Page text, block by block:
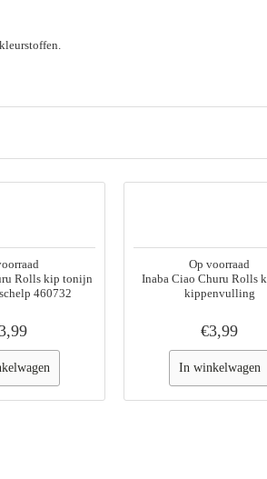
Rolls kip tonijn
460732
Op voorraad
Inaba Ciao Churu Rolls
kippenvulling
€3,99
In winkelwagen